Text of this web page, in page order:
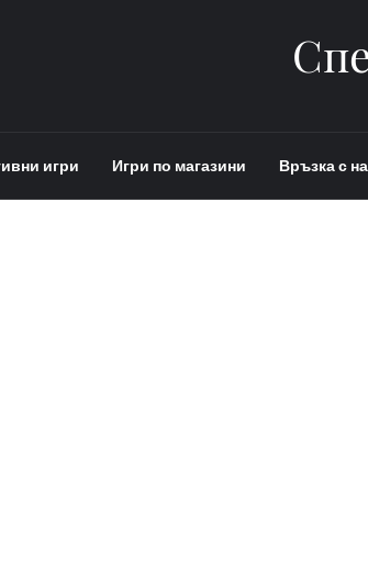
игри Игри по магазини Връзка с